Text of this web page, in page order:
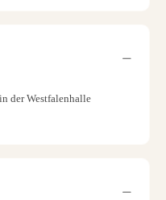
der Westfalenhalle